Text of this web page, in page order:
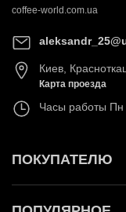
coffee-world.com.ua
Киев,
Карта проезда
Часы работы Пн
ПОКУПАТЕЛЮ